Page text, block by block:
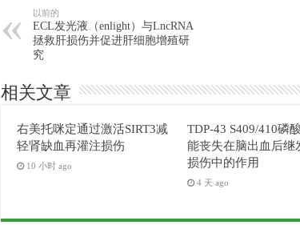
以前的
ECL发光液（enlight）与LncRNA
拯救肝损伤并促进肝细胞增殖研
究
相关文章
右美托咪定通过激活SIRT3减
轻肾缺血再灌注损伤
10 小时 ago
TDP-43 S409/410磷
能丧失在脑出血后继
损伤中的作用
4 天 ago